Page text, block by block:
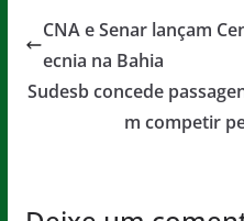
e
b
o
er l s
p
p
CNA e Senar lançam
ecnia na Bahia
Sudesb concede
m competir